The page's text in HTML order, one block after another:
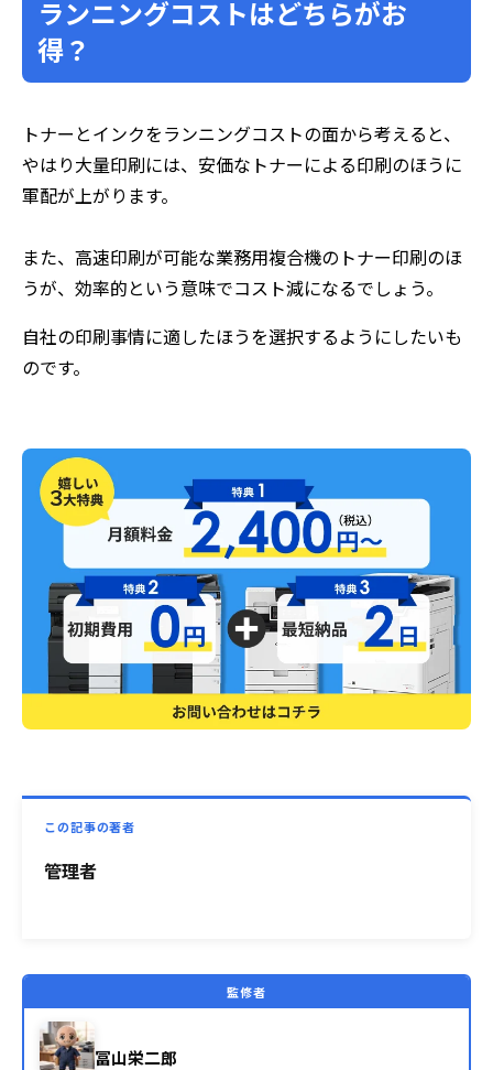
ランニングコストはどちらがお
得？
トナーとインクをランニングコストの面から考えると、
やはり大量印刷には、安価なトナーによる印刷のほうに
軍配が上がります。
また、高速印刷が可能な業務用複合機のトナー印刷のほ
うが、効率的という意味でコスト減になるでしょう。
自社の印刷事情に適したほうを選択するようにしたいも
のです。
この記事の著者
管理者
監修者
冨山栄二郎